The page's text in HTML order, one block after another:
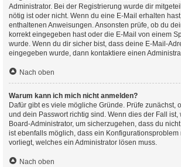
Administrator. Bei der Registrierung wurde dir
nötig ist oder nicht. Wenn du eine E-Mail erhalten
enthaltenen Anweisungen. Ansonsten prüfe, ob du
korrekt eingegeben hast oder die E-Mail von einem
wurde. Wenn du dir sicher bist, dass deine E-Mail-
eingegeben wurde, dann kontaktiere einen
Nach oben
Warum kann ich mich nicht anmelden?
Dafür gibt es viele mögliche Gründe. Prüfe zunächst,
und dein Passwort richtig sind. Wenn dies der Fall
Board-Administrator, um sicherzugehen, dass du
ist ebenfalls möglich, dass ein Konfigurationsproblem
vorliegt, welches ein Administrator lösen muss.
Nach oben